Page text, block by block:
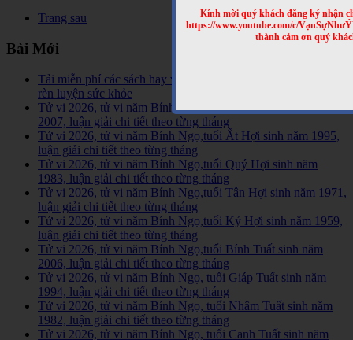
Kính mời quý khách đăng ký nhận
https://www.youtube.com/c/
thành cảm ơn quý
Trang sau
Bài Mới
Tải miễn phí các sách hay về tinh hoa võ học trên Thế Giới,
rèn luyện sức khỏe
Tử vi 2026, tử vi năm Bính Ngọ,tuổi Đinh Hợi sinh năm
2007, luận giải chi tiết theo từng tháng
Tử vi 2026, tử vi năm Bính Ngọ,tuổi Ất Hợi sinh năm 1995,
luận giải chi tiết theo từng tháng
Tử vi 2026, tử vi năm Bính Ngọ,tuổi Quý Hợi sinh năm
1983, luận giải chi tiết theo từng tháng
Tử vi 2026, tử vi năm Bính Ngọ,tuổi Tân Hợi sinh năm 1971,
luận giải chi tiết theo từng tháng
Tử vi 2026, tử vi năm Bính Ngọ,tuổi Kỷ Hợi sinh năm 1959,
luận giải chi tiết theo từng tháng
Tử vi 2026, tử vi năm Bính Ngọ,tuổi Bính Tuất sinh năm
2006, luận giải chi tiết theo từng tháng
Tử vi 2026, tử vi năm Bính Ngọ, tuổi Giáp Tuất sinh năm
1994, luận giải chi tiết theo từng tháng
Tử vi 2026, tử vi năm Bính Ngọ, tuổi Nhâm Tuất sinh năm
1982, luận giải chi tiết theo từng tháng
Tử vi 2026, tử vi năm Bính Ngọ, tuổi Canh Tuất sinh năm